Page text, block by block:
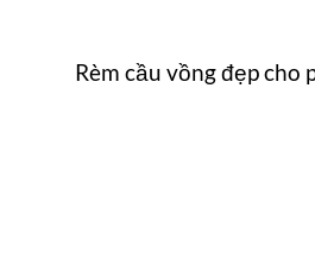
Rèm cầu vồng đẹp cho